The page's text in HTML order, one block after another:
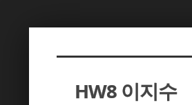
HW8 이지수
치북5
치북5